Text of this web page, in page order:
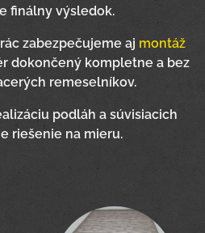
finálny výsledok.
zabezpečujeme aj montáž
dokončený kompletne a bez
remeselníkov.
podláh a súvisiacich
riešenie na mieru.